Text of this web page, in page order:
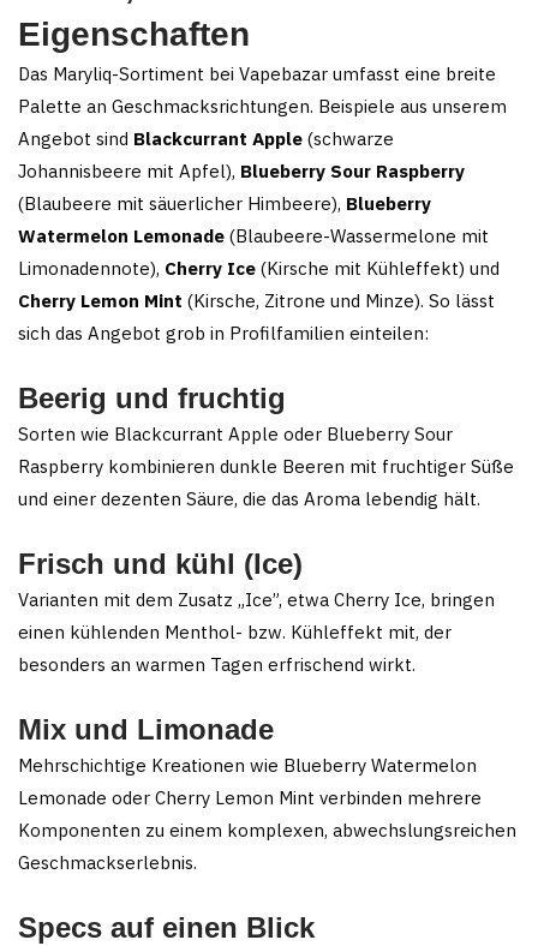
Eigenschaften
Das Maryliq-Sortiment bei Vapebazar umfasst eine breite
Palette an Geschmacksrichtungen. Beispiele aus unserem
Angebot sind Blackcurrant Apple (schwarze
Johannisbeere mit Apfel), Blueberry Sour Raspberry
(Blaubeere mit säuerlicher Himbeere), Blueberry
Watermelon Lemonade (Blaubeere-Wassermelone mit
Limonadennote), Cherry Ice (Kirsche mit Kühleffekt) und
Cherry Lemon Mint (Kirsche, Zitrone und Minze). So lässt
sich das Angebot grob in Profilfamilien einteilen:
Beerig und fruchtig
Sorten wie Blackcurrant Apple oder Blueberry Sour
Raspberry kombinieren dunkle Beeren mit fruchtiger Süße
und einer dezenten Säure, die das Aroma lebendig hält.
Frisch und kühl (Ice)
Varianten mit dem Zusatz „Ice”, etwa Cherry Ice, bringen
einen kühlenden Menthol- bzw. Kühleffekt mit, der
besonders an warmen Tagen erfrischend wirkt.
Mix und Limonade
Mehrschichtige Kreationen wie Blueberry Watermelon
Lemonade oder Cherry Lemon Mint verbinden mehrere
Komponenten zu einem komplexen, abwechslungsreichen
Geschmackserlebnis.
Specs auf einen Blick